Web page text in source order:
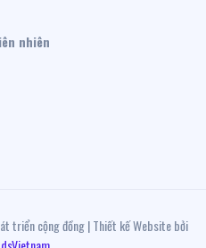
nhiên
triển cộng đồng | Thiết kế Website bởi